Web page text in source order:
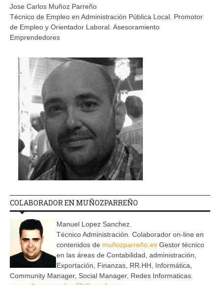
Jose Carlos Muñoz Parreño
Técnico de Empleo en Administración Pública Local. Promotor
de Empleo y Orientador Laboral. Asesoramiento
Emprendedores
COLABORADOR EN MUÑOZPARREÑO
Manuel Lopez Sanchez.
Técnico Administración. Colaborador on-line en
contenidos de muñozparreño.es Gestor técnico
en las áreas de Contabilidad, administración,
Exportación, Finanzas, RR.HH, Informática,
Community Manager, Social Manager, Redes Informaticas.